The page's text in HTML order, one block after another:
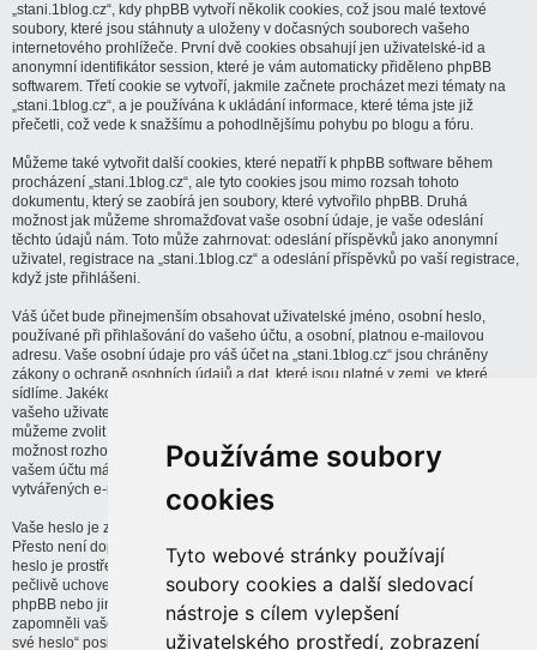
Používáme soubory
cookies
Tyto webové stránky používají
soubory cookies a další sledovací
nástroje s cílem vylepšení
uživatelského prostředí, zobrazení
„stani.1blog.cz“, kdy phpBB vytvoří několik cookies, což jsou malé textové
soubory, které jsou stáhnuty a uloženy v dočasných souborech vašeho
internetového prohlížeče. První dvě cookies obsahují jen uživatelské-id a
anonymní identifikátor session, které je vám automaticky přiděleno phpBB
softwarem. Třetí cookie se vytvoří, jakmile začnete procházet mezi tématy na
„stani.1blog.cz“, a je používána k ukládání informace, které téma jste již
přečetli, což vede k snažšímu a pohodlnějšímu pohybu po blogu a fóru.
Můžeme také vytvořit další cookies, které nepatří k phpBB software během
procházení „stani.1blog.cz“, ale tyto cookies jsou mimo rozsah tohoto
dokumentu, který se zaobírá jen soubory, které vytvořilo phpBB. Druhá
možnost jak můžeme shromažďovat vaše osobní údaje, je vaše odeslání
těchto údajů nám. Toto může zahrnovat: odeslání příspěvků jako anonymní
uživatel, registrace na „stani.1blog.cz“ a odeslání příspěvků po vaší registrace,
když jste přihlášeni.
Váš účet bude přinejmenším obsahovat uživatelské jméno, osobní heslo,
používané při přihlašování do vašeho účtu, a osobní, platnou e-mailovou
adresu. Vaše osobní údaje pro váš účet na „stani.1blog.cz“ jsou chráněny
zákony o ochraně osobních údajů a dat, které jsou platné v zemi, ve které
sídlíme. Jakékoliv jiné informace požadované od „stani.1blog.cz“ kromě
vašeho uživatelského jména, vašeho hesla a vašeho e-mailu při registraci,
můžeme zvolit jako povinné nebo dobrovolné. Ve všech případech dostanete
možnost rozhodnout, zda-li tyto informace budou veřejně zobrazitelné. Dále ve
vašem účtu máte možnost zakázat nebo povolit zasílání automaticky
vytvářených e-mailů phpBB softwarem na váš e-mail.
Vaše heslo je zašifrováno (jednosměrný hash) pro zajištění jeho bezpečnosti.
Přesto není doporučeno používat stejné heslo na dalších stránkách. Vaše
heslo je prostředek k přístupu k vašemu účtu na „stani.1blog.cz“, takže jej
pečlivě uchovejte a v žádném případě nebude nikdo spojený s „stani.1blog.cz“,
phpBB nebo jiné, třetí strany, požadovat od vás vaše heslo. V případě, že byste
zapomněli vaše heslo k vašemu účtu, můžete použít funkci „Zapomněl jsem
své heslo“ poskytovanou phpBB softwarem. Tento proces po vás bude žádat